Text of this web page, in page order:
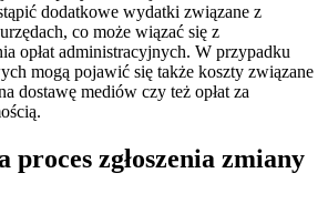
dodatkowe wydatki związane z
co może wiązać się z
opłat administracyjnych. W przypadku
mogą pojawić się także koszty związane
dostawę mediów czy też opłat za
proces zgłoszenia zmiany